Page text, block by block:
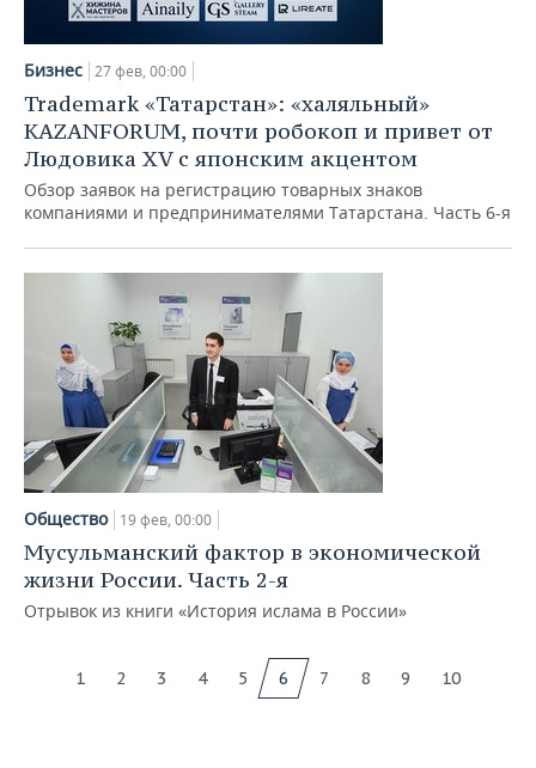
Бизнес 27 фев, 00:00
Trademark «Татарстан»: «халяльный»
KAZANFORUM, почти робокоп и привет от
Людовика XV с японским акцентом
Обзор заявок на регистрацию товарных знаков
компаниями и предпринимателями Татарстана. Часть 6-я
Общество 19 фев, 00:00
Мусульманский фактор в экономической
жизни России. Часть 2-я
Отрывок из книги «История ислама в России»
1 2 3 4 5 6 7 8 9 10